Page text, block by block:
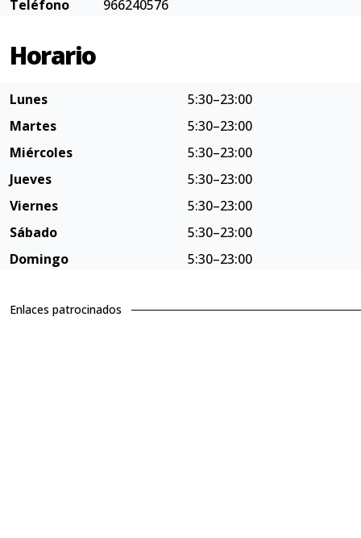
Teléfono
966240576
Horario
Lunes
5:30–23:00
Martes
5:30–23:00
Miércoles
5:30–23:00
Jueves
5:30–23:00
Viernes
5:30–23:00
Sábado
5:30–23:00
Domingo
5:30–23:00
Enlaces patrocinados